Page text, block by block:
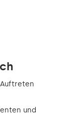
und